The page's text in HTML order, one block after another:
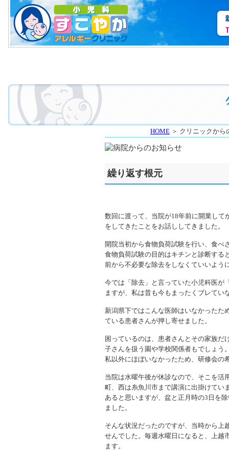
HOME ＞ クリニックか
繰り返す根元
数回に渡って、当院が18年前に開業し
をしてきたことをお話ししてきました。
開院当初から食物負荷試験を行い、食べ
食物負荷試験の目的はキチンと診断する
前から不必要な除去をしなくていいよう
今では「除去」と言っていた小児科医が
ますが、私は昔も今もまったくブレてい
新潟県下ではこんな医師はいなかったた
ている患者さんが押し寄せました。
困っているのは、患者さんとその家族だ
子さんを扱う園や学校関係者もでしょう
私以外にほぼいなかったため、研修会の
当院は水曜午後が休診なので、そこを活
町、西は糸魚川市まで講演に出掛けてい
あると思いますが、盆と正月時の3日を
ました。
そんな状況だったのですが、当時から上
せんでした。毎週水曜日になると、上越
ます。